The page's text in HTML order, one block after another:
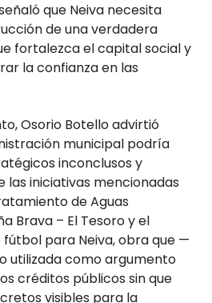
que Neiva necesita
de una verdadera
fortalezca el capital social y
la confianza en las
Osorio Botello advirtió
municipal podría
inconclusos y
las iniciativas mencionadas
de Aguas
Brava – El Tesoro y el
para Neiva, obra que —
utilizada como argumento
créditos públicos sin que
visibles para la